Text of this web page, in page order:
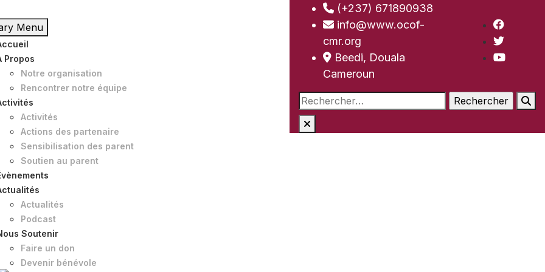
(+237) 671890938
info@www.ocof-
cmr.org
Beedi, Douala
Cameroun
Rechercher :
Menu
Propos
Notre organisation
Rencontrer notre équipe
Activités
Actions des partenaire
Sensibilisation des parent
Soutien au parent
Actualités
Podcast
Soutenir
Faire un don
Devenir bénévole